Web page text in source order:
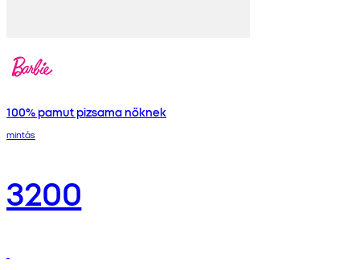
100% pamut pizsama nőknek
mintás
3200